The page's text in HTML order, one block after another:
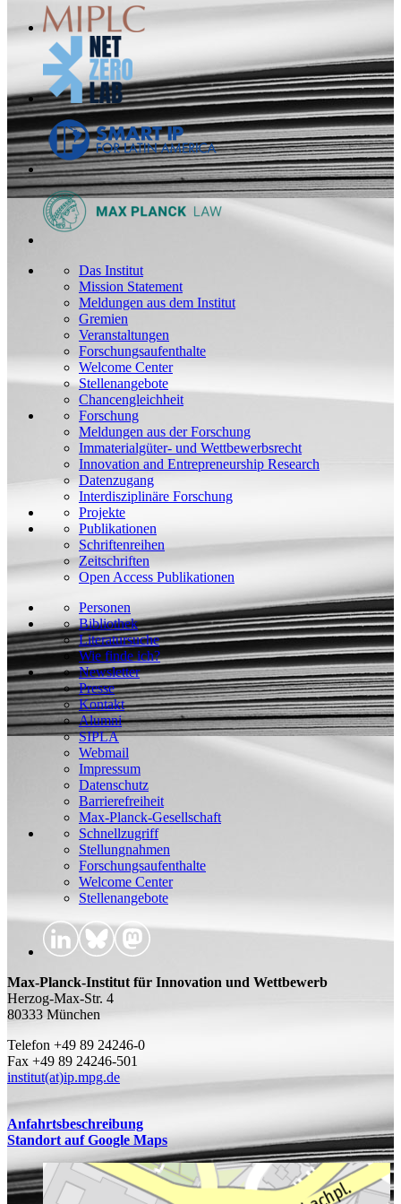
Das Institut
Mission Statement
Meldungen aus dem Institut
Gremien
Veranstaltungen
Forschungsaufenthalte
Welcome Center
Stellenangebote
Chancengleichheit
Forschung
Meldungen aus der Forschung
Immaterialgüter- und Wettbewerbsrecht
Innovation and Entrepreneurship Research
Datenzugang
Interdisziplinäre Forschung
Projekte
Publikationen
Schriftenreihen
Zeitschriften
Open Access Publikationen
Personen
Bibliothek
Literatursuche
Wie finde ich?
Newsletter
Presse
Kontakt
Alumni
SIPLA
Webmail
Impressum
Datenschutz
Barrierefreiheit
Max-Planck-Gesellschaft
Schnellzugriff
Stellungnahmen
Forschungsaufenthalte
Welcome Center
Stellenangebote
Max-Planck-Institut für Innovation und Wettbewerb
Herzog-Max-Str. 4
80333 München
Telefon +49 89 24246-0
Fax +49 89 24246-501
institut(at)ip.mpg.de
Anfahrtsbeschreibung
Standort auf Google Maps